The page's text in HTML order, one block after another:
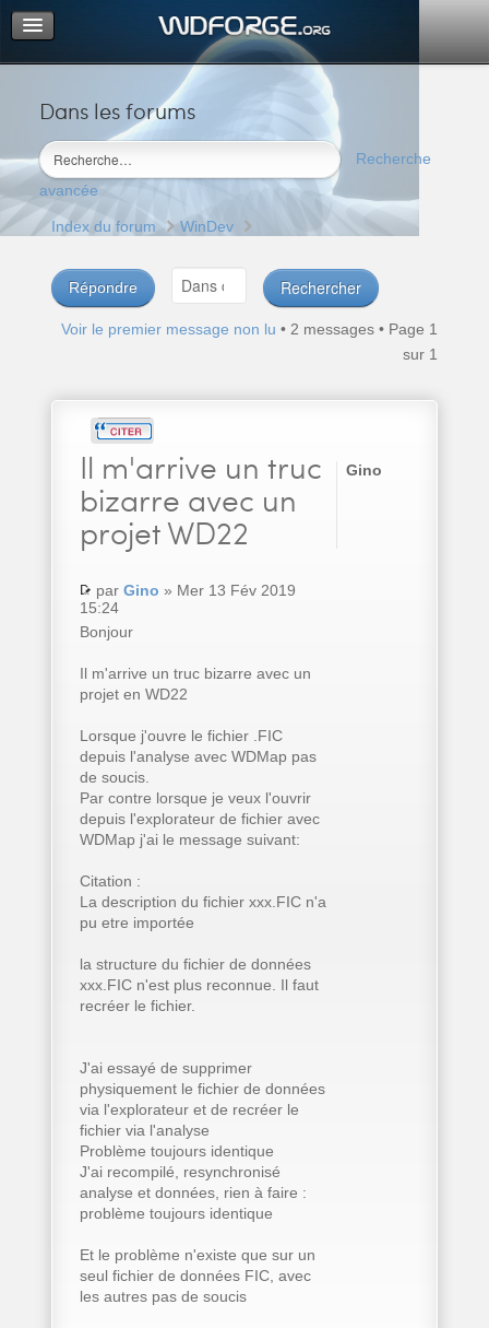
Dans les forums
Recherche
avancée
Portail
Index du forum
M’enregistrer
Connexion
Index du forum WinDev
Répondre
Voir le premier message non lu • 2 messages • Page 1
sur 1
Il m'arrive un truc
bizarre avec un
projet WD22
par Gino » Mer 13 Fév 2019
15:24
Bonjour
Il m'arrive un truc bizarre avec un
projet en WD22
Lorsque j'ouvre le fichier .FIC
depuis l'analyse avec WDMap pas
de soucis.
Par contre lorsque je veux l'ouvrir
depuis l'explorateur de fichier avec
WDMap j'ai le message suivant:
Citation :
La description du fichier xxx.FIC n'a
pu etre importée
la structure du fichier de données
xxx.FIC n'est plus reconnue. Il faut
recréer le fichier.
J'ai essayé de supprimer
physiquement le fichier de données
via l'explorateur et de recréer le
fichier via l'analyse
Problème toujours identique
J'ai recompilé, resynchronisé
analyse et données, rien à faire :
problème toujours identique
Et le problème n'existe que sur un
seul fichier de données FIC, avec
les autres pas de soucis
Gino